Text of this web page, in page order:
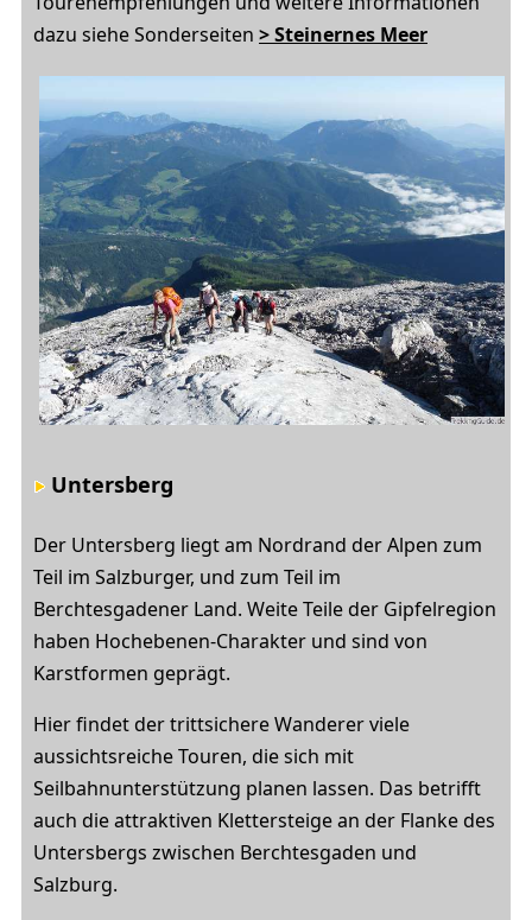
dazu siehe Sonderseiten > Steinernes Meer
Untersberg
Der Untersberg liegt am Nordrand der Alpen zum
Teil im Salzburger, und zum Teil im
Berchtesgadener Land. Weite Teile der Gipfelregion
haben Hochebenen-Charakter und sind von
Karstformen geprägt.
Hier findet der trittsichere Wanderer viele
aussichtsreiche Touren, die sich mit
Seilbahnunterstützung planen lassen. Das betrifft
auch die attraktiven Klettersteige an der Flanke des
Untersbergs zwischen Berchtesgaden und
Salzburg.